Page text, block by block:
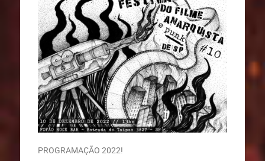
PROGRAMAÇÃO 2022!